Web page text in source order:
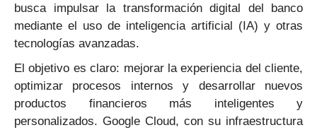
busca impulsar la transformación digital del banco
mediante el uso de inteligencia artificial (IA) y otras
tecnologías avanzadas.
El objetivo es claro: mejorar la experiencia del cliente,
optimizar procesos internos y desarrollar nuevos
productos financieros más inteligentes y
personalizados. Google Cloud, con su infraestructura